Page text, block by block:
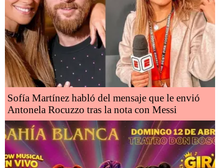
Sofía Martínez habló del mensaje que le envió
Antonela Rocuzzo tras la nota con Messi